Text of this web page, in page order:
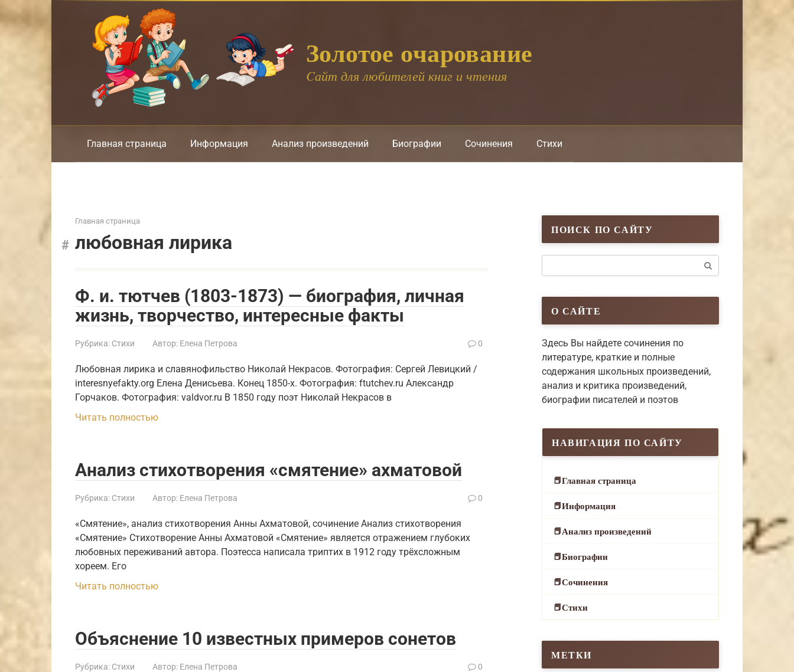
к
Золотое очарование
Cайт для любителей книг и чтения
Главная страница Информация Анализ произведений Биографии Сочинения Стихи
Главная страница
любовная лирика
Ф. и. тютчев (1803-1873) — биография, личная
жизнь, творчество, интересные факты
Рубрика: Стихи Автор: Елена Петрова 0
Любовная лирика и славянофильство Николай Некрасов. Фотография: Сергей Левицкий /
interesnyefakty.org Елена Денисьева. Конец 1850-х. Фотография: ftutchev.ru Александр
Горчаков. Фотография: valdvor.ru В 1850 году поэт Николай Некрасов в
Читать полностью
Анализ стихотворения «смятение» ахматовой
Рубрика: Стихи Автор: Елена Петрова 0
«Смятение», анализ стихотворения Анны Ахматовой, сочинение Анализ стихотворения
«Смятение» Стихотворение Анны Ахматовой «Смятение» является отражением глубоких
любовных переживаний автора. Поэтесса написала триптих в 1912 году трёхсложным
хореем. Его
Читать полностью
Объяснение 10 известных примеров сонетов
Рубрика: Стихи Автор: Елена Петрова 0
ПОИСК ПО САЙТУ
О САЙТЕ
Здесь Вы найдете сочинения по
литературе, краткие и полные
содержания школьных произведений,
анализ и критика произведений,
биографии писателей и поэтов
НАВИГАЦИЯ ПО САЙТУ
Главная страница
Информация
Анализ произведений
Биографии
Сочинения
Стихи
МЕТКИ